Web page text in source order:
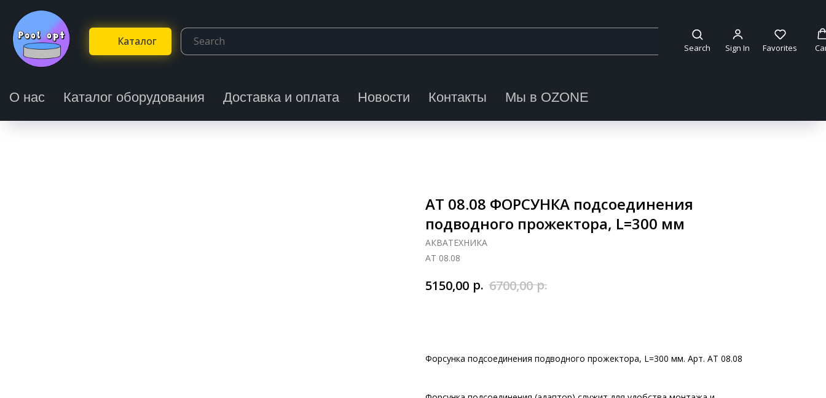
Каталог Search Sign In Favorites
О нас Каталог оборудования Доставка и оплата Новости Контакты Мы в OZONE
АТ 08.08 ФОРСУНКА подсоединения
подводного прожектора, L=300 мм
АКВАТЕХНИКА
АТ 08.08
5150,00 р. 6700,00 р.
Форсунка подсоединения подводного прожектора, L=300 мм. Арт. АТ 08.08